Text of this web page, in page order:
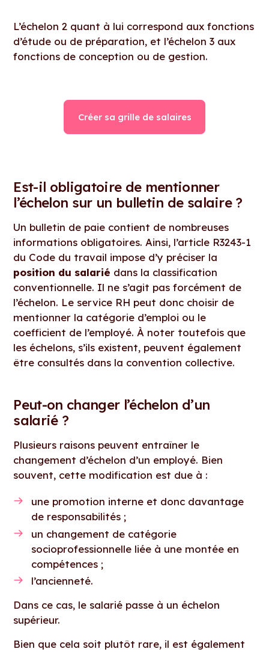
L’échelon 2 quant à lui correspond aux fonctions
d’étude ou de préparation, et l’échelon 3 aux
fonctions de conception ou de gestion.
Créer sa grille de salaires
Est-il obligatoire de mentionner
l’échelon sur un bulletin de salaire ?
Un bulletin de paie contient de nombreuses
informations obligatoires. Ainsi, l’article R3243-1
du Code du travail impose d’y préciser la
position du salarié dans la classification
conventionnelle. Il ne s’agit pas forcément de
l’échelon. Le service RH peut donc choisir de
mentionner la catégorie d’emploi ou le
coefficient de l’employé. À noter toutefois que
les échelons, s’ils existent, peuvent également
être consultés dans la convention collective.
Peut-on changer l’échelon d’un
salarié ?
Plusieurs raisons peuvent entraîner le
changement d’échelon d’un employé. Bien
souvent, cette modification est due à :
une promotion interne et donc davantage
de responsabilités ;
un changement de catégorie
socioprofessionnelle liée à une montée en
compétences ;
l’ancienneté.
Dans ce cas, le salarié passe à un échelon
supérieur.
Bien que cela soit plutôt rare, il est également